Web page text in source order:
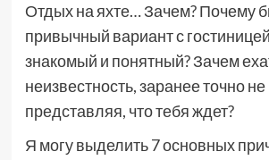
Отдых на яхте… Зачем? Почему
привычный вариант с
знакомый и понятный? Зачем
неизвестность, заранее точно
представляя, что тебя ждет?
Я могу выделить 7 основных